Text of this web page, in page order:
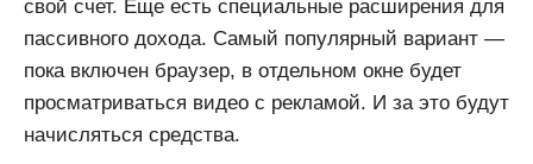
свой счет. Еще есть специальные расширения для
пассивного дохода. Самый популярный вариант —
пока включен браузер, в отдельном окне будет
просматриваться видео с рекламой. И за это будут
начисляться средства.